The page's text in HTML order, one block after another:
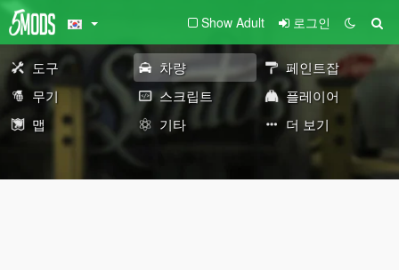
Show Adult 로그인
도구 차량
페인트잡
무기
스크립트
플레이어
맵
기타 더 보기